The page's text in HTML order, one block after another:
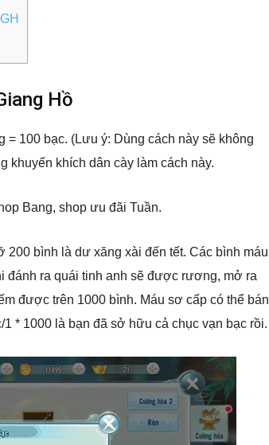
Hồ
100 bạc. (Lưu ý: Dùng cách này sẽ không
khuyến khích dân cày làm cách này.
Bang, shop ưu đãi Tuần.
bình là dư xăng xài đến tết. Các bình máu
đánh ra quái tinh anh sẽ được rương, mở ra
được trên 1000 bình. Máu sơ cấp có thể bán
* 1000 là bạn đã sở hữu cả chục vạn bạc rồi.